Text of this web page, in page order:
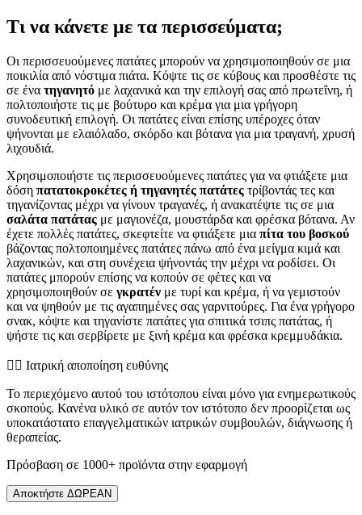
Τι να κάνετε με τα περισσεύματα;
Οι περισσευούμενες πατάτες μπορούν να χρησιμοποιηθούν σε μια
ποικιλία από νόστιμα πιάτα. Κόψτε τις σε κύβους και προσθέστε τις
σε ένα τηγανητό με λαχανικά και την επιλογή σας από πρωτεΐνη, ή
πολτοποιήστε τις με βούτυρο και κρέμα για μια γρήγορη
συνοδευτική επιλογή. Οι πατάτες είναι επίσης υπέροχες όταν
ψήνονται με ελαιόλαδο, σκόρδο και βότανα για μια τραγανή, χρυσή
λιχουδιά.
Χρησιμοποιήστε τις περισσευούμενες πατάτες για να φτιάξετε μια
δόση πατατοκροκέτες ή τηγανητές πατάτες τρίβοντάς τες και
τηγανίζοντας μέχρι να γίνουν τραγανές, ή ανακατέψτε τις σε μια
σαλάτα πατάτας με μαγιονέζα, μουστάρδα και φρέσκα βότανα. Αν
έχετε πολλές πατάτες, σκεφτείτε να φτιάξετε μια πίτα του βοσκού
βάζοντας πολτοποιημένες πατάτες πάνω από ένα μείγμα κιμά και
λαχανικών, και στη συνέχεια ψήνοντάς την μέχρι να ροδίσει. Οι
πατάτες μπορούν επίσης να κοπούν σε φέτες και να
χρησιμοποιηθούν σε γκρατέν με τυρί και κρέμα, ή να γεμιστούν
και να ψηθούν με τις αγαπημένες σας γαρνιτούρες. Για ένα γρήγορο
σνακ, κόψτε και τηγανίστε πατάτες για σπιτικά τσιπς πατάτας, ή
ψήστε τις και σερβίρετε με ξινή κρέμα και φρέσκα κρεμμυδάκια.
👨‍⚕️️ Ιατρική αποποίηση ευθύνης
Το περιεχόμενο αυτού του ιστότοπου είναι μόνο για ενημερωτικούς
σκοπούς. Κανένα υλικό σε αυτόν τον ιστότοπο δεν προορίζεται ως
υποκατάστατο επαγγελματικών ιατρικών συμβουλών, διάγνωσης ή
θεραπείας.
Πρόσβαση σε 1000+ προϊόντα στην εφαρμογή
Αποκτήστε ΔΩΡΕΑΝ